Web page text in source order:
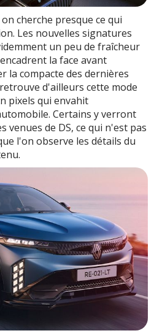
cherche presque ce qui
Les nouvelles signatures
un peu de fraîcheur
la face avant
la compacte des dernières
d'ailleurs cette mode
pixels qui envahit
Certains y verront
venues de DS, ce qui n'est pas
l'on observe les détails du